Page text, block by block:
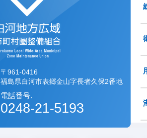
〒961-0416
福島県白河市表郷金山字長者久保2番地
電話番号.
0248-21-5193